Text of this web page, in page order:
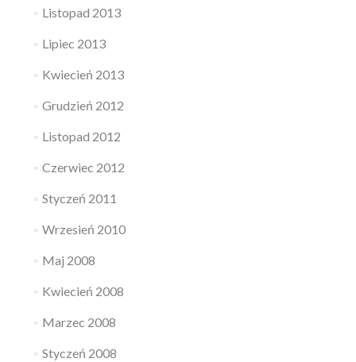
Listopad 2013
Lipiec 2013
Kwiecień 2013
Grudzień 2012
Listopad 2012
Czerwiec 2012
Styczeń 2011
Wrzesień 2010
Maj 2008
Kwiecień 2008
Marzec 2008
Styczeń 2008